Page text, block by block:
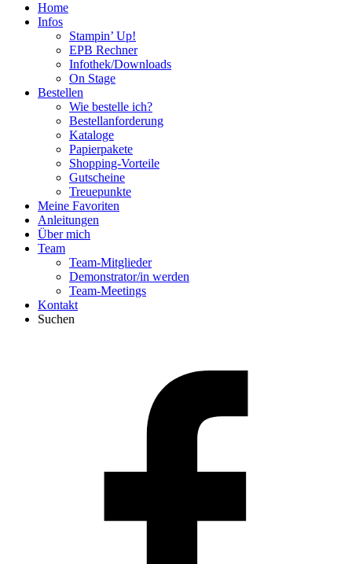
Home
Infos
Stampin’ Up!
EPB Rechner
Infothek/Downloads
On Stage
Bestellen
Wie bestelle ich?
Bestellanforderung
Kataloge
Papierpakete
Shopping-Vorteile
Gutscheine
Treuepunkte
Meine Favoriten
Anleitungen
Über mich
Team
Team-Mitglieder
Demonstrator/in werden
Team-Meetings
Kontakt
Suchen